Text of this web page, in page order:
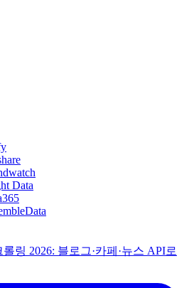
Data
링 2026: 블로그·카페·뉴스 API로